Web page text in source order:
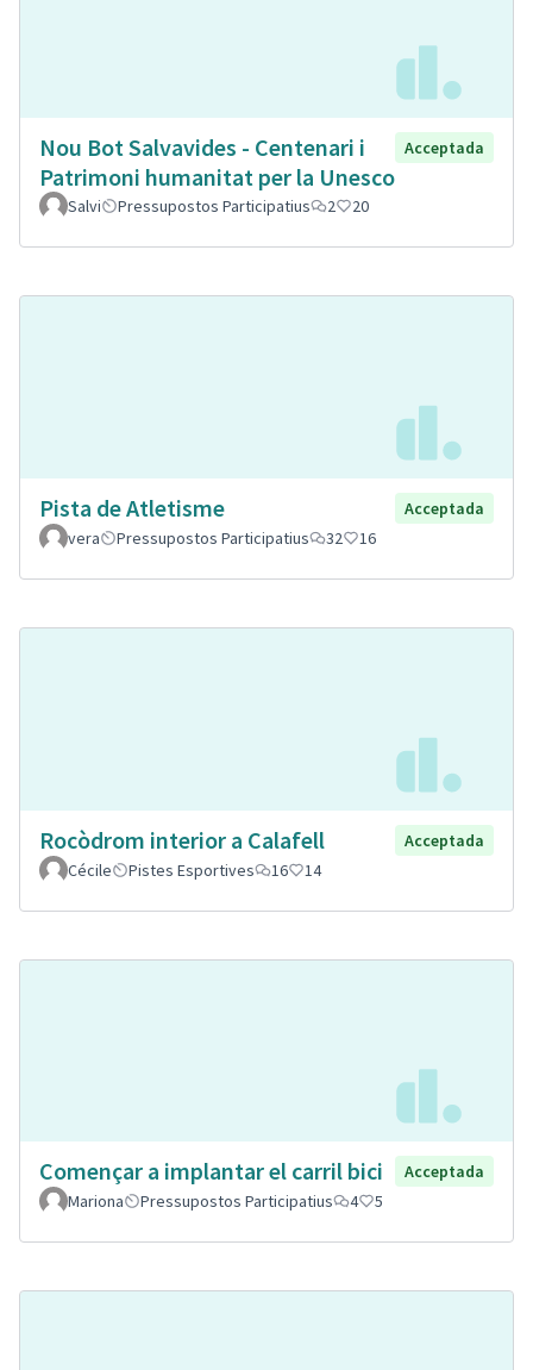
Nou Bot Salvavides - Centenari i
Patrimoni humanitat per la Unesco
Acceptada
Salvi Pressupostos Participatius 2 20
Pista de Atletisme
Acceptada
vera
Pressupostos Participatius 32 16
Rocòdrom interior a Calafell
Acceptada
Cécile
Pistes Esportives 16 14
Començar a implantar el carril bici
Acceptada
Mariona
Pressupostos Participatius 4 5